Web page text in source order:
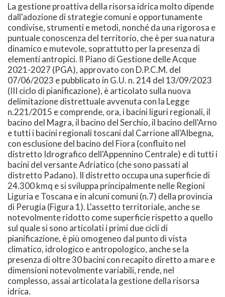
La gestione proattiva della risorsa idrica molto dipende
dall'adozione di strategie comuni e opportunamente
condivise, strumenti e metodi, nonché da una rigorosa e
puntuale conoscenza del territorio, che è per sua natura
dinamico e mutevole, soprattutto per la presenza di
elementi antropici. Il Piano di Gestione delle Acque
2021-2027 (PGA), approvato con D.P.C.M. del
07/06/2023 e pubblicato in G.U. n. 214 del 13/09/2023
(III ciclo di pianificazione), è articolato sulla nuova
delimitazione distrettuale avvenuta con la Legge
n.221/2015 e comprende, ora, i bacini liguri regionali, il
bacino del Magra, il bacino del Serchio, il bacino dell'Arno
e tutti i bacini regionali toscani dal Carrione all'Albegna,
con esclusione del bacino del Fiora (confluito nel
distretto Idrografico dell'Appennino Centrale) e di tutti i
bacini del versante Adriatico (che sono passati al
distretto Padano). Il distretto occupa una superficie di
24.300 kmq e si sviluppa principalmente nelle Regioni
Liguria e Toscana e in alcuni comuni (n.7) della provincia
di Perugia (Figura 1). L'assetto territoriale, anche se
notevolmente ridotto come superficie rispetto a quello
sul quale si sono articolati i primi due cicli di
pianificazione, è più omogeneo dal punto di vista
climatico, idrologico e antropologico, anche se la
presenza di oltre 30 bacini con recapito diretto a mare e
dimensioni notevolmente variabili, rende, nel
complesso, assai articolata la gestione della risorsa
idrica.